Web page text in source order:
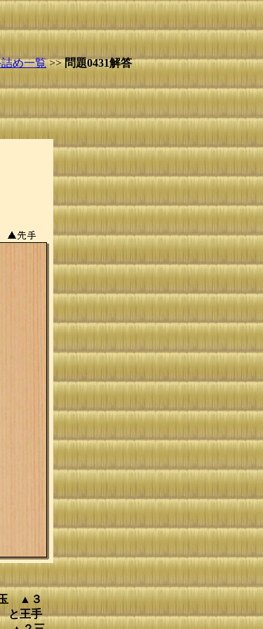
め一覧>>問題0431解答
玉 ▲３
と王手